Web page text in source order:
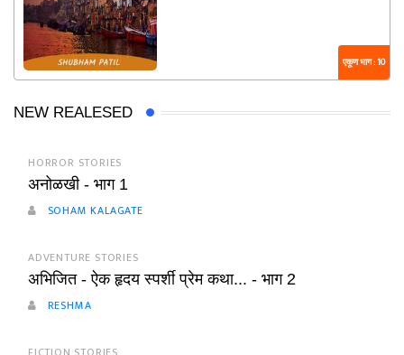
एकूण भाग : 10
NEW REALESED
HORROR STORIES
अनोळखी - भाग 1
SOHAM KALAGATE
ADVENTURE STORIES
अभिजित - ऐक हृदय स्पर्शी प्रेम कथा... - भाग 2
RESHMA